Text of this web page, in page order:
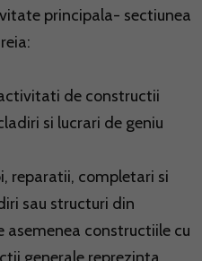
principala- sectiunea
de constructii
si lucrari de geniu
reparatii, completari si
sau structuri din
asemenea constructiile cu